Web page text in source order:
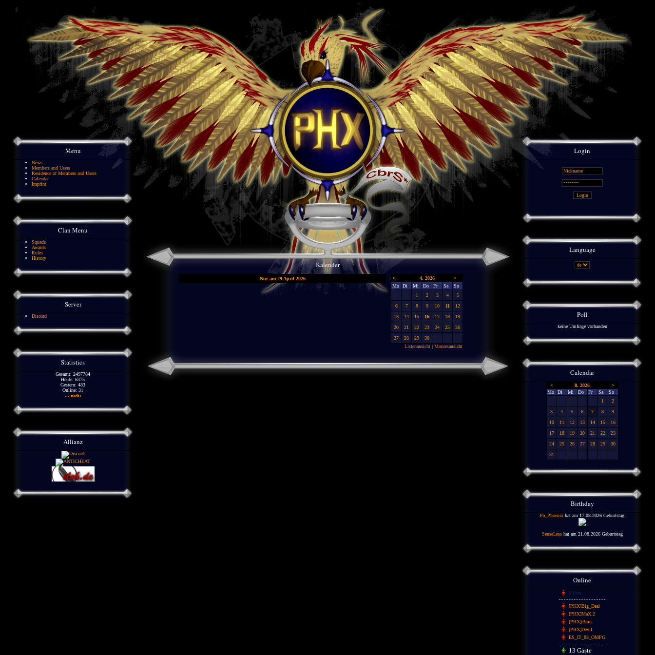
Menu
News
Members and Users
Residence of Members and Users
Calendar
Imprint
Clan Menu
Squads
Awards
Rules
History
Server
Discord
Statistics
Gesamt: 2497784
Heute: 6375
Gestern: 483
Online: 31
... mehr
Allianz
Kalender
Nur am 29 April 2026 < 4. 2026
>
Mo
Di Mi Do Fr Sa
So
1
2 3 4
5
6
7 8 9 10 11
12
13
14 15 16 17 18
19
20
21 22 23 24 25
26
27
28 29
30
Listenansicht | Monatsansicht
Login
Language
Poll
keine Umfrage vorhanden
Calendar
< 8. 2026
>
Mo
Di Mi Do Fr Sa
So
1
2
3
4 5 6 7 8
9
10
11 12 13 14 15
16
17
18 19 20 21 22
23
24
25 26 27 28 29
30
31
Birthday
Pa_Phoenix hat am 17.08.2026 Geburtstag
SenseLesshat am 21.08.2026 Geburtstag
Online
0 User
[PHX]Big_Deal
[PHX]MaX.2
[PHX]r3mu
[PHX]Devil
ES_IT_83_OMPG
13 Gäste